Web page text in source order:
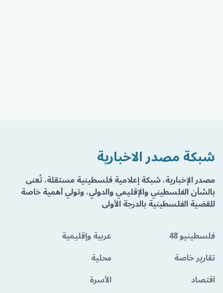
شبكة مصدر الاخبارية
مصدر الإخبارية، شبكة إعلامية فلسطينية مستقلة، تُعنى
بالشأن الفلسطيني والإقليمي والدولي، وتولي أهمية خاصة
للقضية الفلسطينية بالدرجة الأولى
فلسطينيو 48
عربية وإقليمية
تقارير خاصة
محلية
اقتصاد
الأسرة